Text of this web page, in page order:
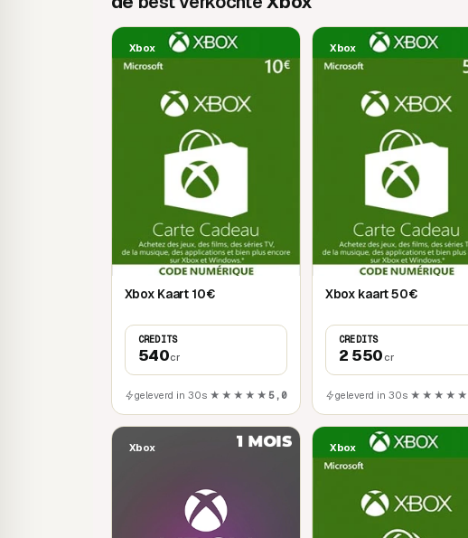
Xbox
Xbox Kaart 10€
CREDITS
540cr
geleverd in 30s ★★★★★ 5,0
Xbox
Xbox kaart 50€
CREDITS
2 550 cr
geleverd in 30s ★★★★★
Xbox Xbox